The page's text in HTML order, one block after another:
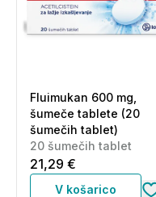
Fluimukan 600 mg,
šumeče tablete (20
šumečih tablet)
20 šumečih tablet
21,29 €
V košarico